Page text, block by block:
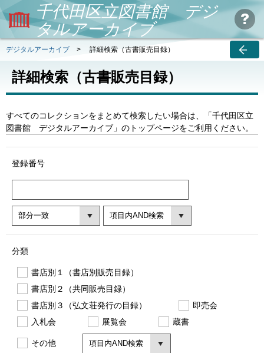
千代田区立図書館 デジ
タルアーカイブ
デジタルアーカイブ > 詳細検索（古書販売目録）
詳細検索（古書販売目録）
すべてのコレクションをまとめて検索したい場合は、「千代田区立
図書館 デジタルアーカイブ」のトップページをご利用ください。
登録番号
分類
書店別１（書店別販売目録）
書店別２（共同販売目録）
書店別３（弘文荘発行の目録）
即売会
入札会
展覧会 蔵書
その他